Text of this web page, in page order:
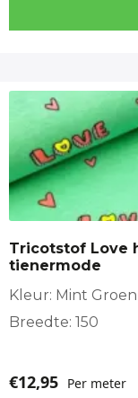
Tricotstof Love
tienermode
Kleur: Mint Groen
Breedte: 150
€12,95 Per meter